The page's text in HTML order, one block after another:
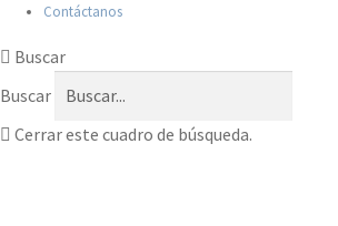
Contáctanos
Buscar
Buscar
Cerrar este cuadro de búsqueda.